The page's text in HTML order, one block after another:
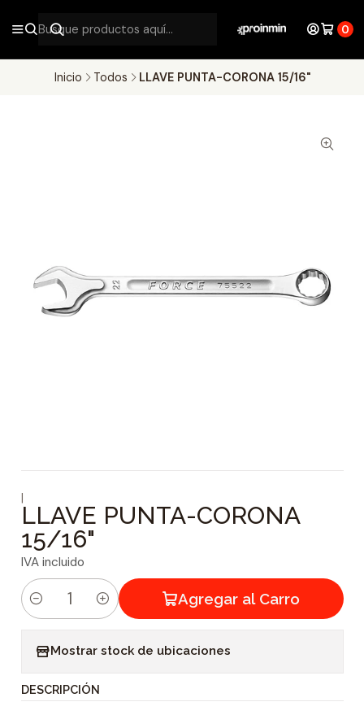
0
Inicio Todos LLAVE PUNTA-CORONA 15/16"
|
LLAVE PUNTA-CORONA
15/16"
IVA incluido
C
i
Agregar al Carro
Mostrar stock de ubicaciones
DESCRIPCIÓN